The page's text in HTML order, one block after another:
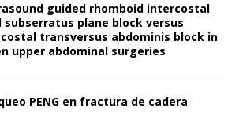
guided rhomboid intercostal
subserratus plane block versus
transversus abdominis block in
upper abdominal surgeries
PENG en fractura de cadera